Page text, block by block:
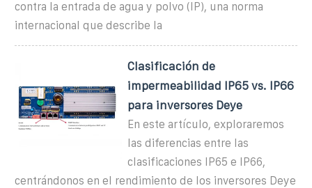
contra la entrada de agua y polvo (IP), una norma
internacional que describe la
Clasificación de
impermeabilidad IP65 vs. IP66
para inversores Deye
En este artículo, exploraremos
las diferencias entre las
clasificaciones IP65 e IP66,
centrándonos en el rendimiento de los inversores Deye